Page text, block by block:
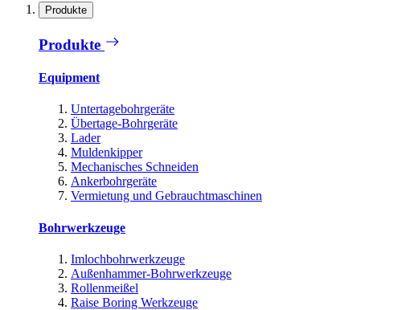
Produkte
Produkte
Equipment
Untertagebohrgeräte
Übertage-Bohrgeräte
Lader
Muldenkipper
Mechanisches Schneiden
Ankerbohrgeräte
Vermietung und Gebrauchtmaschinen
Bohrwerkzeuge
Imlochbohrwerkzeuge
Außenhammer-Bohrwerkzeuge
Rollenmeißel
Raise Boring Werkzeuge